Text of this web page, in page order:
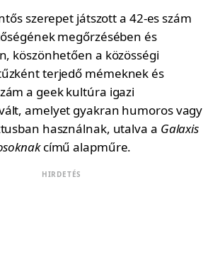
szerepet játszott a 42-es szám
megőrzésében és
köszönhetően a közösségi
terjedő mémeknek és
a geek kultúra igazi
amelyet gyakran humoros vagy
használnak, utalva a Galaxis
című alapműre.
HIRDETÉS